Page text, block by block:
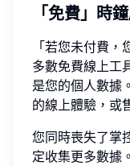
「免費」時
「若您未付費
多數免費線上工
是您的個人數據
的線上體驗，或
您同時喪失了掌
定收集更多數據